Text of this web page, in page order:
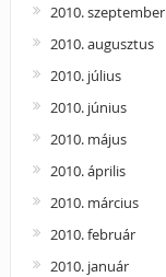
2010. szeptember
2010. augusztus
2010. július
2010. június
2010. május
2010. április
2010. március
2010. február
2010. január